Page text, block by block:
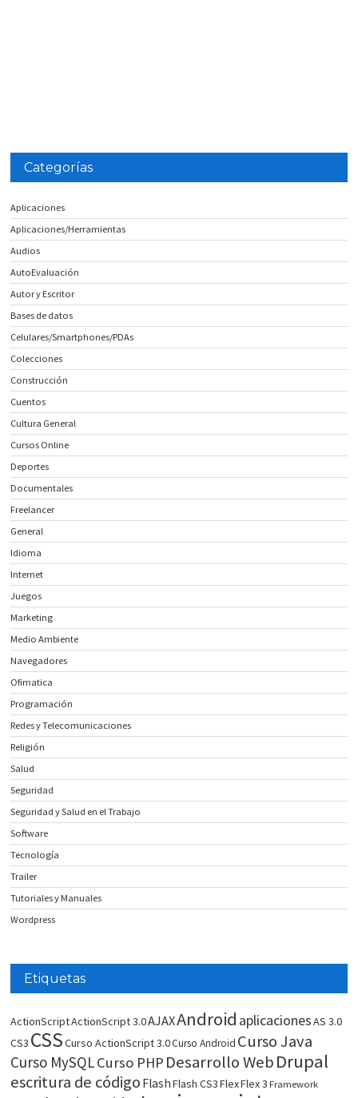
Categorías
Aplicaciones
Aplicaciones/Herramientas
Audios
AutoEvaluación
Autor y Escritor
Bases de datos
Celulares/Smartphones/PDAs
Colecciones
Construcción
Cuentos
Cultura General
Cursos Online
Deportes
Documentales
Freelancer
General
Idioma
Internet
Juegos
Marketing
Medio Ambiente
Navegadores
Ofimatica
Programación
Redes y Telecomunicaciones
Religión
Salud
Seguridad
Seguridad y Salud en el Trabajo
Software
Tecnología
Trailer
Tutoriales y Manuales
Wordpress
Etiquetas
ActionScriptActionScript 3.0AJAXAndroid aplicacionesAS 3.0
CS3 CSSCurso ActionScript 3.0Curso Android Curso Java
Curso MySQLCurso PHP Desarrollo WebDrupal
escritura de código FlashFlash CS3FlexFlex 3 Framework